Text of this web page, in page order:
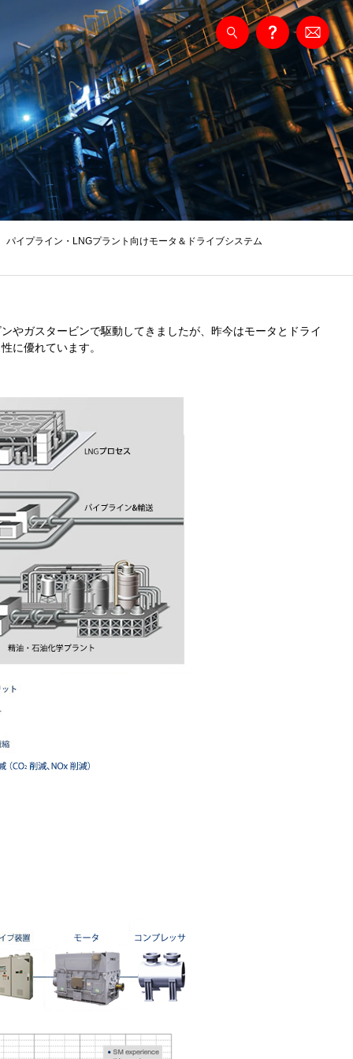
パイプライン・LNGプラント向けモータ＆ドライブシステム
やガスタービンで駆動してきましたが、昨今はモータとドライ
に優れています。